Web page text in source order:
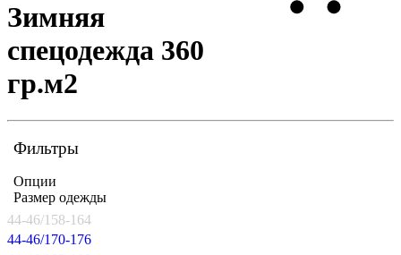
Зимняя
спецодежда 360
гр.м2
Фильтры
Опции
Размер одежды
44-46/158-164
44-46/170-176